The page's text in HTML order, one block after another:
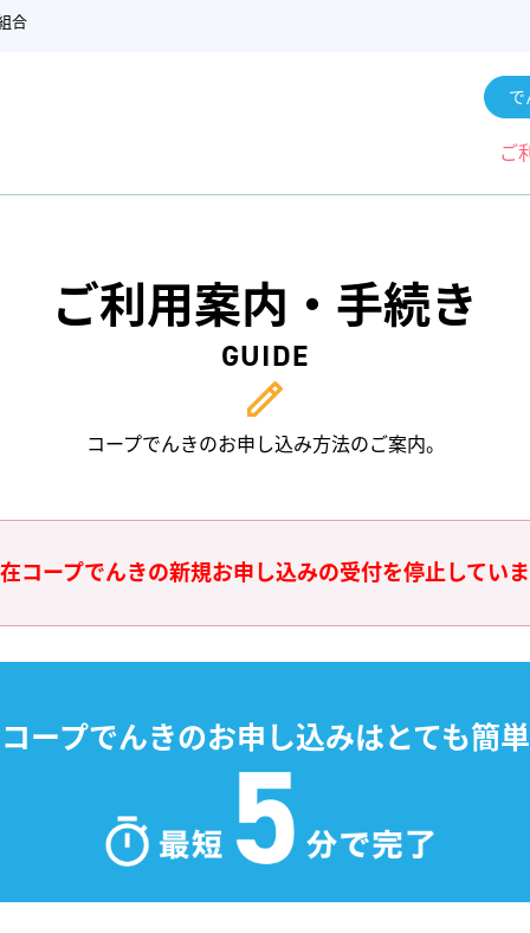
合
で
ご
ご利用案内・手続き
GUIDE
コープでんきのお申し込み方法のご案内。
コープでんきの新規お申し込みの受付を停止してい
コープでんきのお申し込みはとても簡単